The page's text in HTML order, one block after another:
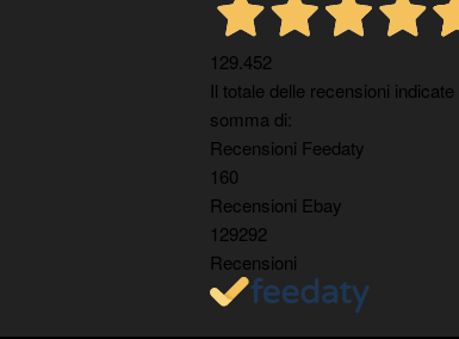
129.452
Il totale delle recensioni
somma di:
Recensioni Feedaty
160
Recensioni Ebay
129292
Recensioni